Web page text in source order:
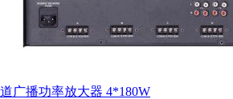
道广播功率放大器 4*180W